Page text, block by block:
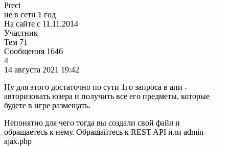
Preci
не в сети 1 год
На сайте с 11.11.2014
Участник
Тем 71
Сообщения 1646
4
14 августа 2021 19:42
Ну для этого достаточно по сути 1го запроса в апи -
авторизовать юзера и получить все его предметы, которые
будете в игре размещать.
Непонятно для чего тогда вы создали свой файл и
обращаетесь к нему. Обращайтесь к REST API или admin-
ajax.php